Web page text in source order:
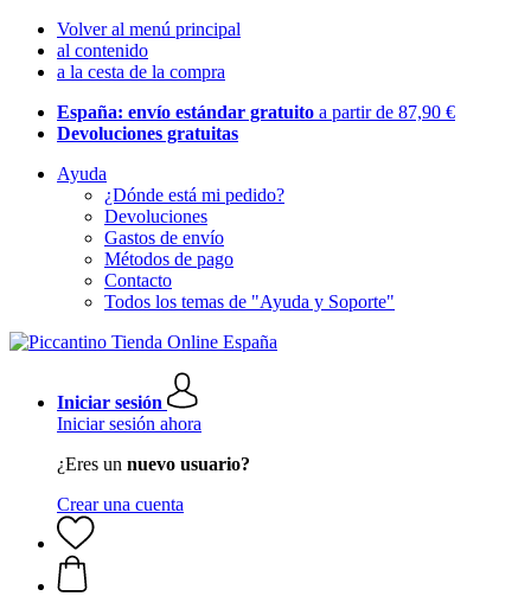
Volver al menú principal
al contenido
a la cesta de la compra
España: envío estándar gratuito a partir de 87,90 €
Devoluciones gratuitas
Ayuda
¿Dónde está mi pedido?
Devoluciones
Gastos de envío
Métodos de pago
Contacto
Todos los temas de "Ayuda y Soporte"
Iniciar sesión
Iniciar sesión ahora
¿Eres un nuevo usuario?
Crear una cuenta